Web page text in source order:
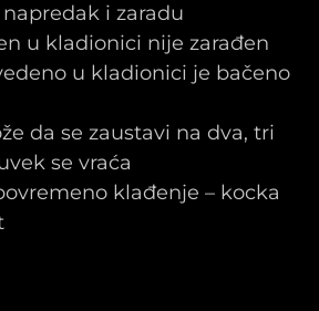
i zaradu
u kladionici nije zarađen
u kladionici je bačeno
da se zaustavi na dva, tri
se vraća
klađenje – kocka